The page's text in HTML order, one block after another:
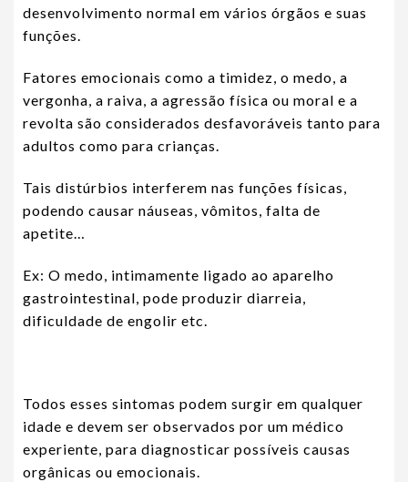
desenvolvimento normal em vários órgãos e suas
funções.
Fatores emocionais como a timidez, o medo, a
vergonha, a raiva, a agressão física ou moral e a
revolta são considerados desfavoráveis tanto para
adultos como para crianças.
Tais distúrbios interferem nas funções físicas,
podendo causar náuseas, vômitos, falta de
apetite…
Ex: O medo, intimamente ligado ao aparelho
gastrointestinal, pode produzir diarreia,
dificuldade de engolir etc.
Todos esses sintomas podem surgir em qualquer
idade e devem ser observados por um médico
experiente, para diagnosticar possíveis causas
orgânicas ou emocionais.